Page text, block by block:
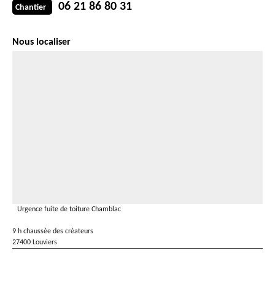
Chantier 06 21 86 80 31
Nous localiser
Urgence fuite de toiture Chamblac
9 h chaussée des créateurs
27400 Louviers